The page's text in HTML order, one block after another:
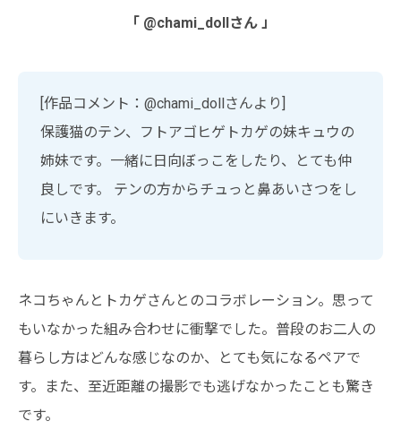
「 @chami_dollさん 」
[作品コメント：@chami_dollさんより]
保護猫のテン、フトアゴヒゲトカゲの妹キュウの
姉妹です。一緒に日向ぼっこをしたり、とても仲
良しです。 テンの方からチュっと鼻あいさつをし
にいきます。
ネコちゃんとトカゲさんとのコラボレーション。思って
もいなかった組み合わせに衝撃でした。普段のお二人の
暮らし方はどんな感じなのか、とても気になるペアで
す。また、至近距離の撮影でも逃げなかったことも驚き
です。